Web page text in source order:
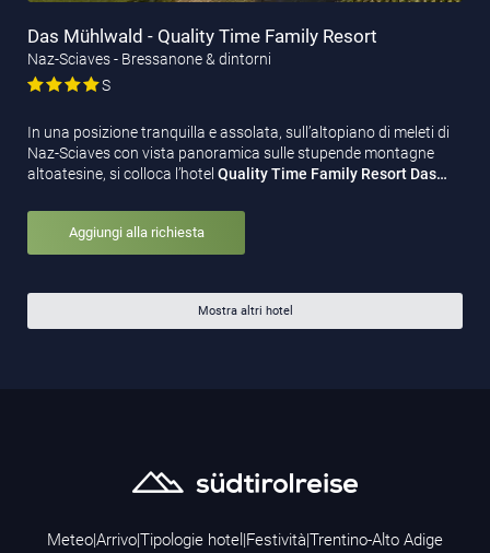
Das Mühlwald - Quality Time Family Resort
Naz-Sciaves - Bressanone & dintorni
S
In una posizione tranquilla e assolata, sull’altopiano di meleti di
Naz-Sciaves con vista panoramica sulle stupende montagne
altoatesine, si colloca l’hotel Quality Time Family Resort Das…
Aggiungi alla richiesta
Mostra altri hotel
Meteo|Arrivo|Tipologie hotel |Festività|Trentino-Alto Adige